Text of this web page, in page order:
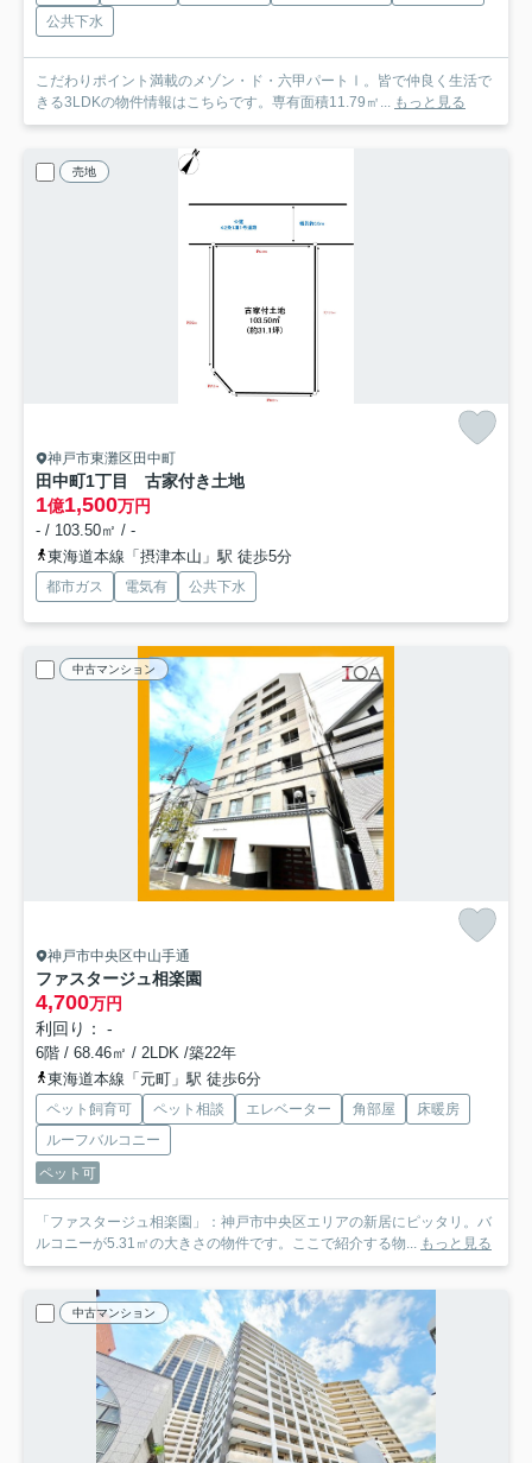
公共下水
こだわりポイント満載のメゾン・ド・六甲パートⅠ。皆で仲良く生活で
きる3LDKの物件情報はこちらです。専有面積11.79㎡...
もっと見る
売地
神戸市東灘区田中町
田中町1丁目 古家付き土地
1億1,500万円
- / 103.50㎡ / -
東海道本線「摂津本山」駅 徒歩5分
都市ガス 電気有 公共下水
中古マンション
神戸市中央区中山手通
ファスタージュ相楽園
4,700万円
利回り： -
6階 / 68.46㎡ / 2LDK /築22年
東海道本線「元町」駅 徒歩6分
ペット飼育可 ペット相談 エレベーター 角部屋
床暖房
ルーフバルコニー
ペット可
「ファスタージュ相楽園」：神戸市中央区エリアの新居にピッタリ。バ
ルコニーが5.31㎡の大きさの物件です。ここで紹介する物...
もっと見る
中古マンション